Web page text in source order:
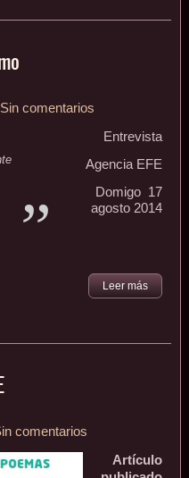
Sin comentarios
Entrevista
Agencia EFE
Domigo 17
agosto 2014
Leer más
comentarios
Artículo